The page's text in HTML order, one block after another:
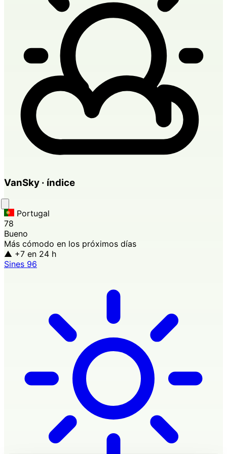
VanSky · índice
Portugal
78
Bueno
Más cómodo en los próximos días
▲ +7 en 24 h
Sines 96